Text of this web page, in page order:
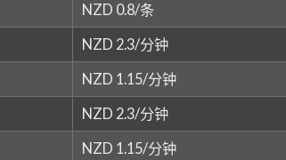
NZD 0.8/条
NZD 2.3/分钟
NZD 1.15/分钟
NZD 2.3/分钟
NZD 1.15/分钟